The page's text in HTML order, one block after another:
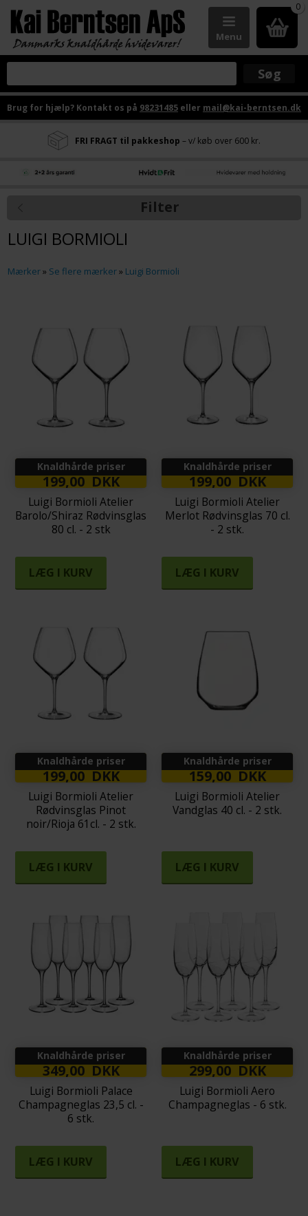
0
Menu
Brug for hjælp? Kontakt os på 98231485 eller mail@kai-berntsen.dk
FRI FRAGT til pakkeshop – v/ køb over 600 kr.
Filter
LUIGI BORMIOLI
Mærker» Se flere mærker» Luigi Bormioli
Knaldhårde priser
199,00 DKK
Luigi Bormioli Atelier
Barolo/Shiraz Rødvinsglas
80 cl. - 2 stk
LÆG I KURV
Knaldhårde priser
199,00 DKK
Luigi Bormioli Atelier
Merlot Rødvinsglas 70 cl.
- 2 stk.
LÆG I KURV
Knaldhårde priser
199,00 DKK
Luigi Bormioli Atelier
Rødvinsglas Pinot
noir/Rioja 61cl. - 2 stk.
LÆG I KURV
Knaldhårde priser
159,00 DKK
Luigi Bormioli Atelier
Vandglas 40 cl. - 2 stk.
LÆG I KURV
Knaldhårde priser
349,00 DKK
Luigi Bormioli Palace
Champagneglas 23,5 cl. -
6 stk.
LÆG I KURV
Knaldhårde priser
299,00 DKK
Luigi Bormioli Aero
Champagneglas - 6 stk.
LÆG I KURV